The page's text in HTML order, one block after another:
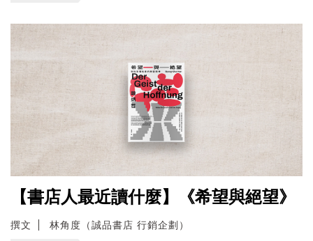
【書店人最近讀什麼】《希望與絕望》
撰文 林角度（誠品書店 行銷企劃）